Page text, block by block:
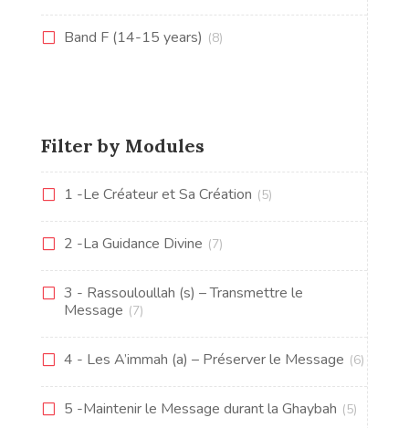
Band F (14-15 years) (8)
Filter by Modules
1 -Le Créateur et Sa Création (5)
2 -La Guidance Divine (7)
3 - Rassouloullah (s) – Transmettre le
Message (7)
4 - Les A’immah (a) – Préserver le Message (6)
5 -Maintenir le Message durant la Ghaybah (5)